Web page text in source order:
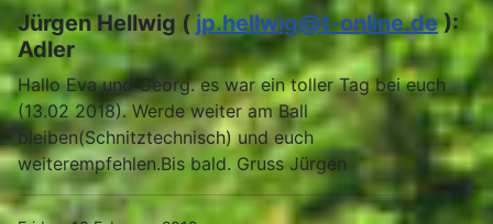
Jürgen Hellwig ( jp.hellwig@t-online.de):
Adler
Hallo Eva und Georg. es war ein toller Tag bei euch
(13.02 2018). Werde weiter am Ball
bleiben(Schnitztechnisch) und euch
weiterempfehlen.Bis bald. Gruss Jürgen